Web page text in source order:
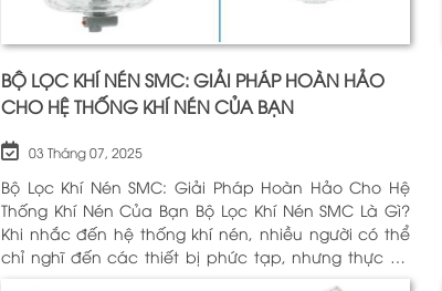
BỘ LỌC KHÍ NÉN SMC: GIẢI PHÁP HOÀN HẢO
CHO HỆ THỐNG KHÍ NÉN CỦA BẠN
03 Tháng 07, 2025
Bộ Lọc Khí Nén SMC: Giải Pháp Hoàn Hảo Cho Hệ
Thống Khí Nén Của Bạn Bộ Lọc Khí Nén SMC Là Gì?
Khi nhắc đến hệ thống khí nén, nhiều người có thể
chỉ nghĩ đến các thiết bị phức tạp, nhưng thực sự,